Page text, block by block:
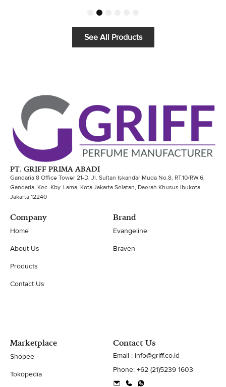
5
See All Products
PT. GRIFF PRIMA ABADI
Gandaria 8 Office Tower 21-D, Jl. Sultan Iskandar Muda No.8, RT.10/RW.6,
Gandaria, Kec. Kby. Lama, Kota Jakarta Selatan, Daerah Khusus Ibukota
Jakarta 12240
Company
Home
About Us
Products
Contact Us
Brand
Evangeline
Braven
Marketplace
Shopee
Tokopedia
Contact Us
Email : info@griff.co.id
Phone: +62 (21)5239 1603